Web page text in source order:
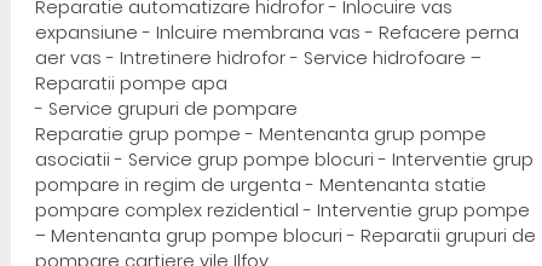
Reparatie automatizare hidrofor - Inlocuire vas
expansiune - Inlcuire membrana vas - Refacere perna
aer vas - Intretinere hidrofor - Service hidrofoare –
Reparatii pompe apa
- Service grupuri de pompare
Reparatie grup pompe - Mentenanta grup pompe
asociatii - Service grup pompe blocuri - Interventie grup
pompare in regim de urgenta - Mentenanta statie
pompare complex rezidential - Interventie grup pompe
– Mentenanta grup pompe blocuri - Reparatii grupuri de
pompare cartiere vile Ilfov